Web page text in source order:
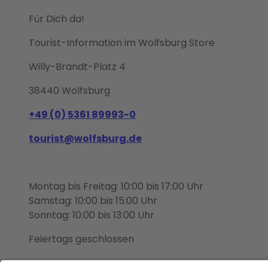
Für Dich da!
Tourist-Information im Wolfsburg Store
Willy-Brandt-Platz 4
38440 Wolfsburg
+49 (0) 5361 89993-0
tourist@wolfsburg.de
Montag bis Freitag: 10:00 bis 17:00 Uhr
Samstag: 10:00 bis 15:00 Uhr
Sonntag: 10:00 bis 13:00 Uhr
Feiertags geschlossen